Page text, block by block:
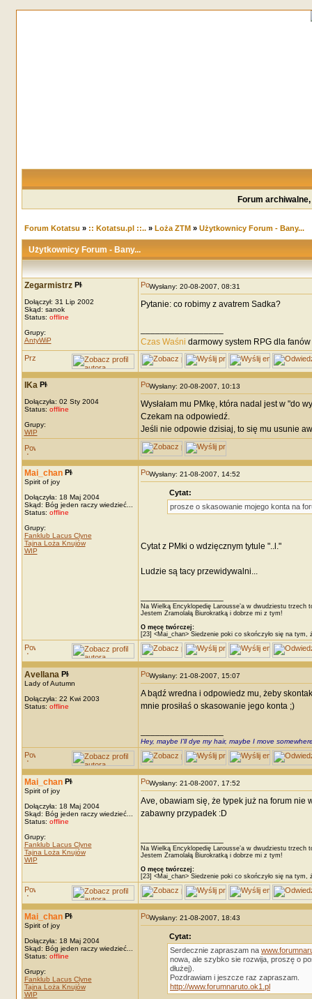
Forum
Forum Kotatsu » :: Kotatsu.pl ::..» Loża ZTM» Użytkownicy Forum - Bany...
Użytkownicy Forum - Bany...
Zegarmistrz
Dołączył: 31 Lip 2002
Skąd: sanok
Status: offline
Grupy:
AntyWiP
Wysłany: 20-08-2007, 08:31
Pytanie: co robimy z avatrem Sadka?
Czas Waśni darmowy system RPG dla
IKa
Dołączyła: 02 Sty 2004
Status: offline
Grupy:
WIP
Wysłany: 20-08-2007, 10:13
Wysłałam mu PMkę, która nadal jest w "do
Czekam na odpowiedź.
Jeśli nie odpowie dzisiaj, to się mu usunie
Mai_chan
Spirit of joy
Dołączyła: 18 Maj 2004
Skąd: Bóg jeden raczy wiedzieć...
Status: offline
Grupy:
Fanklub Lacus Clyne
Tajna Loża Knujów
WIP
Wysłany: 21-08-2007, 14:52
Cytat:
prosze o skasowanie mojego konta na
Cytat z PMki o wdzięcznym tytule "..l."
Ludzie są tacy przewidywalni...
Na Wielką Encyklopedię Larousse’a w dwudziestu trzech
Jestem Zramolałą Biurokratką i dobrze mi z tym!
O męcę twórczej:
[23] <Mai_chan> Siedzenie poki co skończyło się na
Avellana
Lady of Autumn
Dołączyła: 22 Kwi 2003
Status: offline
Wysłany: 21-08-2007, 15:07
A bądź wredna i odpowiedz mu, żeby
mnie prosiłaś o skasowanie jego konta ;)
Hey, maybe I'll dye my hair, maybe I move
Mai_chan
Spirit of joy
Dołączyła: 18 Maj 2004
Skąd: Bóg jeden raczy wiedzieć...
Status: offline
Grupy:
Fanklub Lacus Clyne
Tajna Loża Knujów
WIP
Wysłany: 21-08-2007, 17:52
Ave, obawiam się, że typek już na forum nie
zabawny przypadek :D
Na Wielką Encyklopedię Larousse’a w dwudziestu trzech
Jestem Zramolałą Biurokratką i dobrze mi z tym!
O męcę twórczej:
[23] <Mai_chan> Siedzenie poki co skończyło się na
Mai_chan
Spirit of joy
Dołączyła: 18 Maj 2004
Skąd: Bóg jeden raczy wiedzieć...
Status: offline
Grupy:
Fanklub Lacus Clyne
Tajna Loża Knujów
WIP
Wysłany: 21-08-2007, 18:43
Cytat:
Serdecznie zapraszam na
nowa, ale szybko sie rozwija, proszę o
dłużej).
Pozdrawiam i jeszcze raz zapraszam.
http://www.forumnaruto.ok1.pl